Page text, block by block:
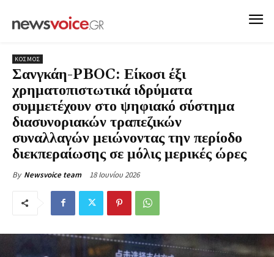
ΚΟΣΜΟΣ
Σανγκάη-PBOC: Είκοσι έξι
χρηματοπιστωτικά ιδρύματα
συμμετέχουν στο ψηφιακό σύστημα
διασυνοριακών τραπεζικών
συναλλαγών μειώνοντας την περίοδο
διεκπεραίωσης σε μόλις μερικές ώρες
By Newsvoice team 18 Ιουνίου 2026